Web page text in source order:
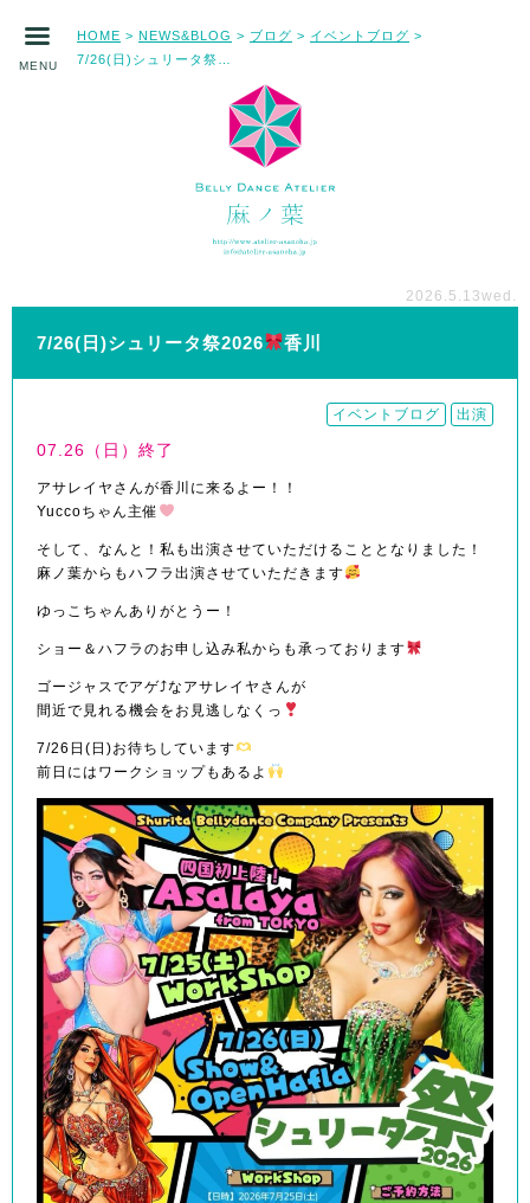
MENU
HOME > NEWS&BLOG > ブログ > イベントブログ >
2026.5.13wed.
7/26(日)シュリータ祭2026 香川
イベントブログ 出演
07.26（日）終了
アサレイヤさんが香川に来るよー！！
Yuccoちゃん主催
そして、なんと！私も出演させていただけることとなりました！
麻ノ葉からもハフラ出演させていただきます
ゆっこちゃんありがとうー！
ショー＆ハフラのお申し込み私からも承っております
ゴージャスでアゲ⤴︎なアサレイヤさんが
間近で見れる機会をお見逃しなくっ
7/26日(日)お待ちしています
前日にはワークショップもあるよ